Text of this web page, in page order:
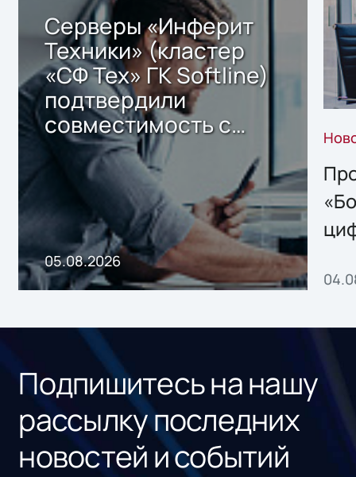
Серверы «Инферит
Техники» (кластер
«СФ Тех» ГК Softline)
подтвердили
совместимость с
решением Sharx
Storage 2.x для
хранения данных
05.08.2026
Подпишитесь на нашу
рассылку последних
новостей и событий